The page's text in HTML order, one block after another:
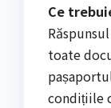
Ce
toate
condițiile